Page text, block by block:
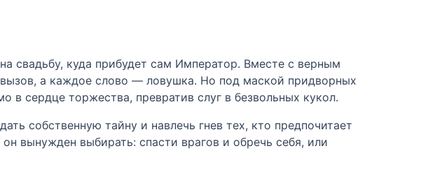
свадьбу, куда прибудет сам Император. Вместе с верным
а каждое слово — ловушка. Но под маской придворных
в сердце торжества, превратив слуг в безвольных кукол.
собственную тайну и навлечь гнев тех, кто предпочитает
вынужден выбирать: спасти врагов и обречь себя, или